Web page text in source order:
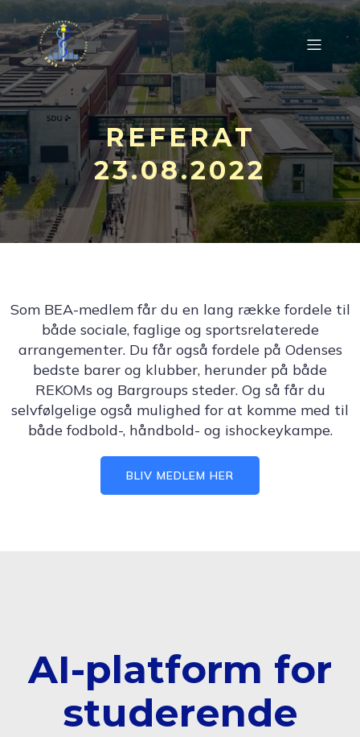
REFERAT
23.08.2022
Som BEA-medlem får du en lang række fordele til
både sociale, faglige og sportsrelaterede
arrangementer. Du får også fordele på Odenses
bedste barer og klubber, herunder på både
REKOMs og Bargroups steder. Og så får du
selvfølgelige også mulighed for at komme med til
både fodbold-, håndbold- og ishockeykampe.
BLIV MEDLEM HER
AI-platform for
studerende